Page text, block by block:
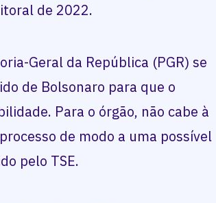
de 2022.
Geral da República (PGR) se
de Bolsonaro para que o
Para o órgão, não cabe à
de modo a uma possível
pelo TSE.